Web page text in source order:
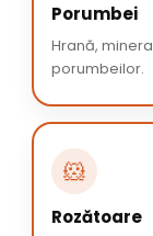
Porumbei
Hrană,
porumbeilor.
🐹
Rozătoare